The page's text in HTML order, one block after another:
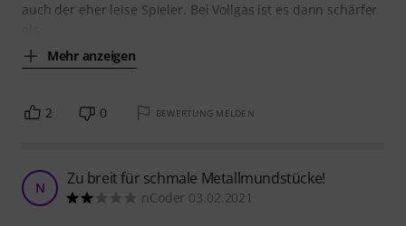
auch der eher leise Spieler. Bei Vollgas ist es dann schärfer
Mehr anzeigen
2 0 BEWERTUNG MELDEN
N Zu breit für schmale Metallmundstücke!
nCoder 03.02.2021